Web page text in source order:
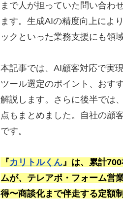
まで人が担っていた問い合わ
ます。生成AIの精度向上によ
ックといった業務支援にも領
本記事では、AI顧客対応で実
ツール選定のポイント、おす
解説します。さらに後半では
点もまとめました。自社の顧
です。
『カリトルくん』は、累計
ムが、テレアポ・フォーム営
得〜商談化まで伴走する定額